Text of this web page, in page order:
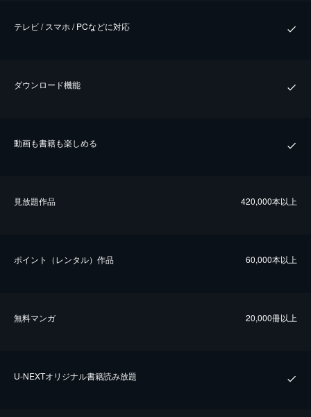
テレビ / スマホ / PCなどに対応
ダウンロード機能
動画も書籍も楽しめる
⾒放題作品 420,000本以上
ポイント（レンタル）作品 60,000本以上
無料マンガ 20,000冊以上
U-NEXTオリジナル書籍読み放題